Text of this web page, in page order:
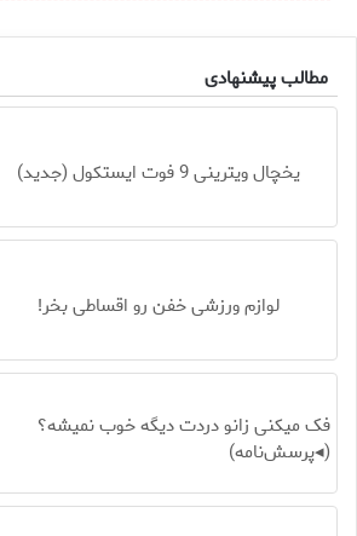
مطالب پیشنهادی
یخچال ویترینی 9 فوت ایستکول (جدید)
لوازم ورزشی خفن رو اقساطی بخر!
فک میکنی زانو دردت دیگه خوب نمیشه؟
(◂پرسش‌نامه)